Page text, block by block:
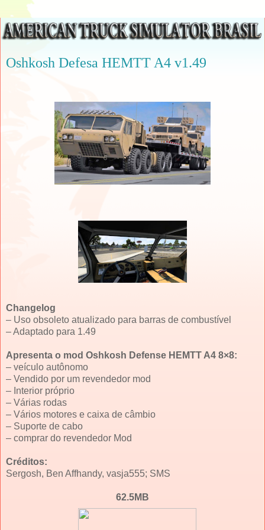
Oshkosh Defesa HEMTT A4 v1.49
Changelog
– Uso obsoleto atualizado para barras de combustível
– Adaptado para 1.49
Apresenta o mod Oshkosh Defense HEMTT A4 8×8:
– veículo autônomo
– Vendido por um revendedor mod
– Interior próprio
– Várias rodas
– Vários motores e caixa de câmbio
– Suporte de cabo
– comprar do revendedor Mod
Créditos:
Sergosh, Ben Affhandy, vasja555; SMS
62.5MB